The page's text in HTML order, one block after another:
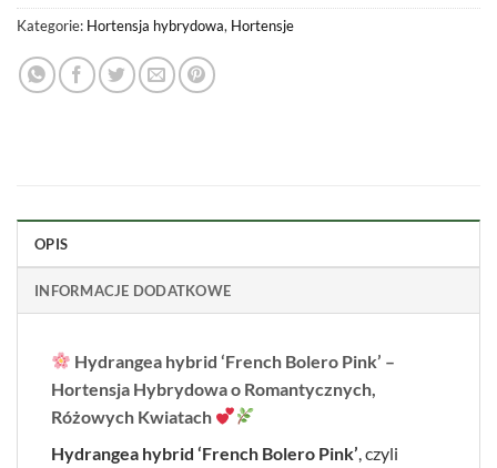
Kategorie: Hortensja hybrydowa, Hortensje
OPIS
INFORMACJE DODATKOWE
Hydrangea hybrid ‘French Bolero Pink’ –
Hortensja Hybrydowa o Romantycznych,
Różowych Kwiatach
Hydrangea hybrid ‘French Bolero Pink’ , czyli